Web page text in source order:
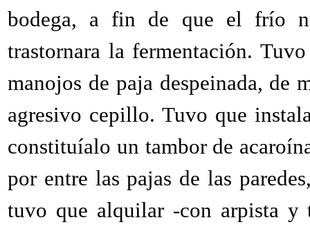
bodega, a fin de que el frío
trastornara la fermentación.
manojos de paja despeinada, de
agresivo cepillo. Tuvo que
constituíalo un tambor de
por entre las pajas de las
tuvo que alquilar -con arpista y